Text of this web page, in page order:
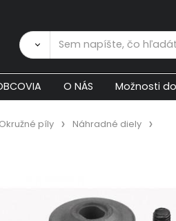
O NÁS Možnosti
Okružné píly Náhradné diely